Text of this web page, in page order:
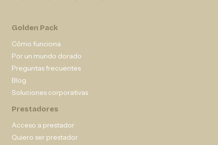
Golden Pack
Cómo funciona
Por un mundo dorado
Preguntas frecuentes
Blog
Soluciones corporativas
Prestadores
Acceso a prestador
Quiero ser prestador